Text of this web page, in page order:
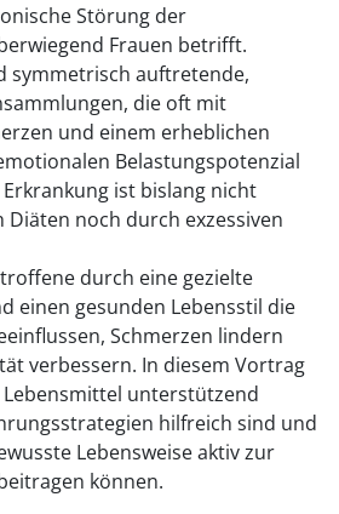
Störung der
Frauen betrifft.
symmetrisch auftretende,
die oft mit
und einem erheblichen
Belastungspotenzial
ist bislang nicht
noch durch exzessiven
durch eine gezielte
einen gesunden Lebensstil die
Schmerzen lindern
verbessern. In diesem Vortrag
Lebensmittel unterstützend
hilfreich sind und
Lebensweise aktiv zur
können.